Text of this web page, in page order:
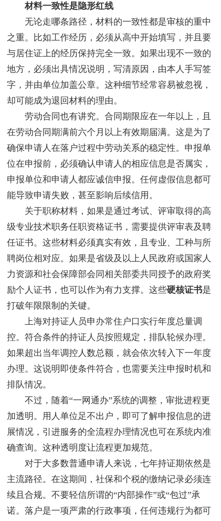
材料一致性是隐形红线
无论走哪条路径，材料的一致性都是审核的重中
之重。比如工作经历，必须从高中开始填写，并且要
与居住证上的经历保持完全一致。如果出现不一致的
地方，必须出具情况说明，写清原因，由本人手写签
字，并由单位加盖公章。这种细节经常容易被忽视，
却可能成为退回材料的理由。
劳动合同也有讲究。合同期限应在一年以上，且
在劳动合同期满前六个月以上有效期届满。这是为了
确保申请人在落户过程中劳动关系的稳定性。申报单
位在申报前，必须确认申请人的相应信息是否属实，
申报单位和申请人都应诚信申报。任何虚假信息都可
能导致申请失败，甚至影响后续信用。
关于职称材料，如果是通过考试、评审取得的高
级专业技术职务任职资格证书，需要提供评审表及聘
任证书。这些材料必须真实有效，且专业、工种与所
聘岗位相对应。如果是省级及以上人民政府或国家人
力资源和社会保障部会同相关部委共同授予的政府奖
励个人证书，也可以作为有力支撑。这些硬核证书是
打破年限限制的关键。
上海对持证人员申办常住户口实行年度总量调
控。符合条件的持证人员按照规定，排队轮候办理。
如果超出当年调控人数总额，就会依次转入下一年度
办理。这说明即使条件符合，也需要关注申报时机和
排队情况。
不过，随着“一网通办”系统的调整，审批进程更
加透明。用人单位足不出户，即可了解申报信息的进
展情况，引进服务的全流程办理情况也可在系统内准
确查询。这种透明度让流程更加规范。
对于大多数普通申请人来说，七年持证期依然是
主流路径。在这期间，社保和个税的缴纳记录必须连
续且合规。不要轻信所谓的“内部操作”或“包过”承
诺。落户是一项严肃的行政事项，任何违规行为都可